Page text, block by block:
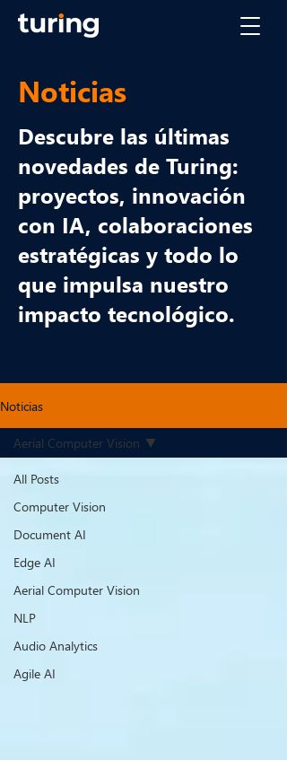
Noticias
Descubre las últimas
novedades de Turing:
proyectos, innovación
con IA, colaboraciones
estratégicas y todo lo
que impulsa nuestro
impacto tecnológico.
Noticias
All Posts
Computer Vision
Document AI
Edge AI
Aerial Computer Vision
NLP
Audio Analytics
Agile AI
Aerial Computer Vision